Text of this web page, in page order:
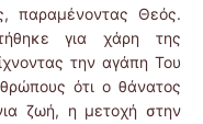
παραμένοντας Θεός.
για χάρη της
την αγάπη Του
ότι ο θάνατος
ζωή, η μετοχή στην